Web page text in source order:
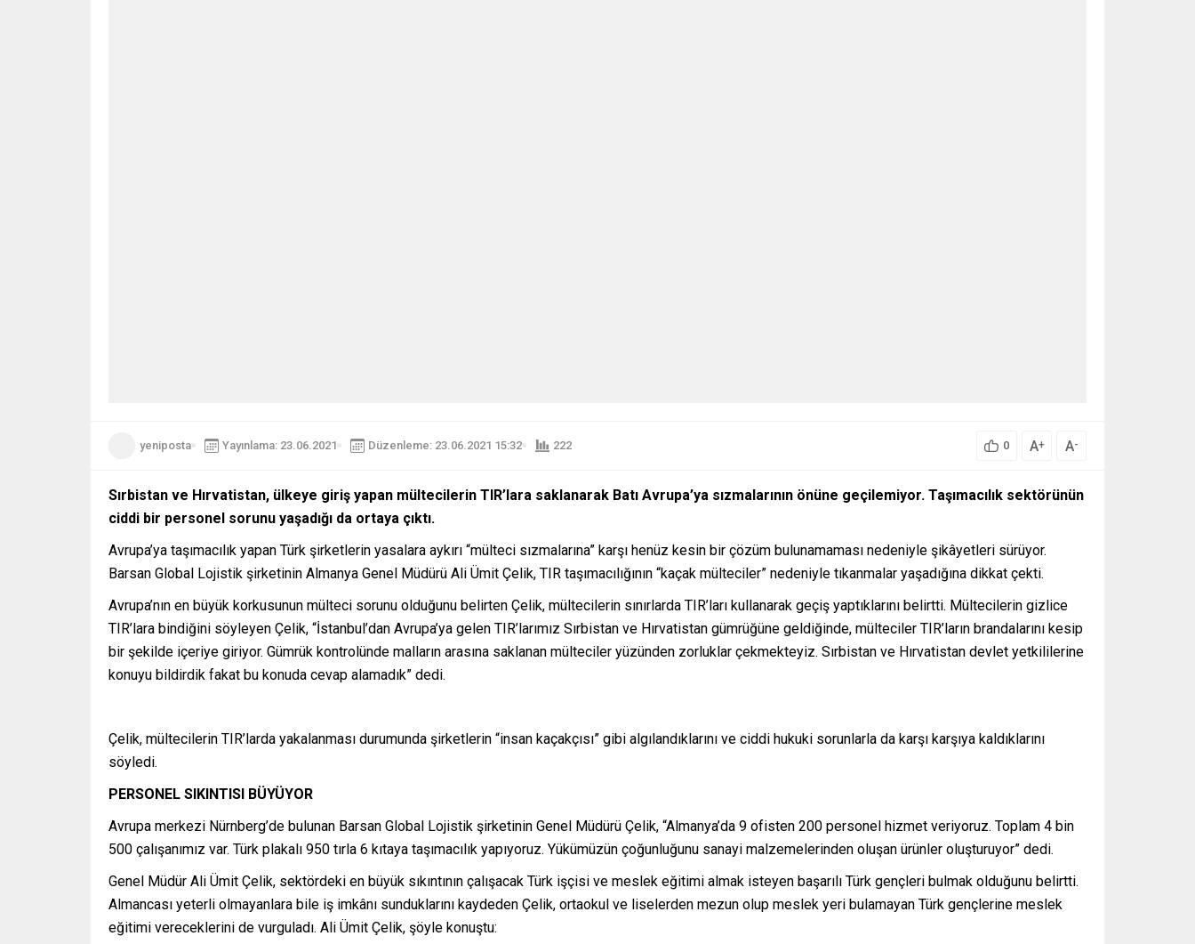
yeniposta Yayınlama: 23.06.2021 Düzenleme: 23.06.2021 15:32 222 0 A+ A-
Sırbistan ve Hırvatistan, ülkeye giriş yapan mültecilerin TIR’lara saklanarak Batı Avrupa’ya sızmalarının önüne geçilemiyor. Taşımacılık sektörünün
ciddi bir personel sorunu yaşadığı da ortaya çıktı.
Avrupa’ya taşımacılık yapan Türk şirketlerin yasalara aykırı “mülteci sızmalarına” karşı henüz kesin bir çözüm bulunamaması nedeniyle şikâyetleri sürüyor.
Barsan Global Lojistik şirketinin Almanya Genel Müdürü Ali Ümit Çelik, TIR taşımacılığının “kaçak mülteciler” nedeniyle tıkanmalar yaşadığına dikkat çekti.
Avrupa’nın en büyük korkusunun mülteci sorunu olduğunu belirten Çelik, mültecilerin sınırlarda TIR’ları kullanarak geçiş yaptıklarını belirtti. Mültecilerin gizlice
TIR’lara bindiğini söyleyen Çelik, “İstanbul’dan Avrupa’ya gelen TIR’larımız Sırbistan ve Hırvatistan gümrüğüne geldiğinde, mülteciler TIR’ların brandalarını kesip
bir şekilde içeriye giriyor. Gümrük kontrolünde malların arasına saklanan mülteciler yüzünden zorluklar çekmekteyiz. Sırbistan ve Hırvatistan devlet yetkililerine
konuyu bildirdik fakat bu konuda cevap alamadık” dedi.
Çelik, mültecilerin TIR’larda yakalanması durumunda şirketlerin “insan kaçakçısı” gibi algılandıklarını ve ciddi hukuki sorunlarla da karşı karşıya kaldıklarını
söyledi.
PERSONEL SIKINTISI BÜYÜYOR
Avrupa merkezi Nürnberg’de bulunan Barsan Global Lojistik şirketinin Genel Müdürü Çelik, “Almanya’da 9 ofisten 200 personel hizmet veriyoruz. Toplam 4 bin
500 çalışanımız var. Türk plakalı 950 tırla 6 kıtaya taşımacılık yapıyoruz. Yükümüzün çoğunluğunu sanayi malzemelerinden oluşan ürünler oluşturuyor” dedi.
Genel Müdür Ali Ümit Çelik, sektördeki en büyük sıkıntının çalışacak Türk işçisi ve meslek eğitimi almak isteyen başarılı Türk gençleri bulmak olduğunu belirtti.
Almancası yeterli olmayanlara bile iş imkânı sunduklarını kaydeden Çelik, ortaokul ve liselerden mezun olup meslek yeri bulamayan Türk gençlerine meslek
eğitimi vereceklerini de vurguladı. Ali Ümit Çelik, şöyle konuştu: